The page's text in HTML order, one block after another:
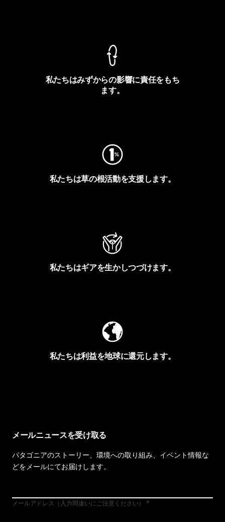
私たちはみずからの影響に責任をもち
ます。
私たちは草の根活動を支援します。
私たちはギアを生かしつづけます。
私たちは利益を地球に還元します。
メールニュースを受け取る
パタゴニアのストーリー、環境への取り組み、イベント情報な
どをメールにてお届けします。
メールアドレス（入力間違いにご注意ください）